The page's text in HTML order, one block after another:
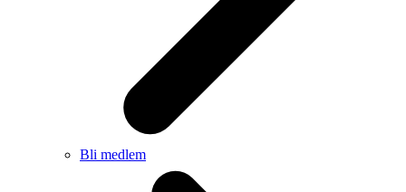
Bli medlem